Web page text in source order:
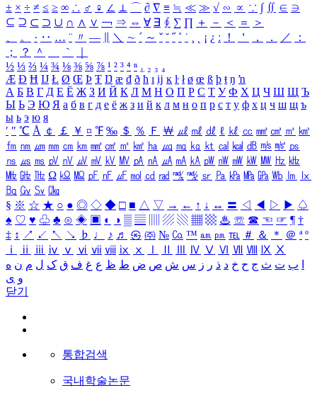
± × ÷ ≠ ≤ ≥ ∞ ∴ ♂ ♀ ∠ ⊥ ⌒ ∂ ∇ ≡ ≒ ≪ ≫ √ ∽ ∝ ∵ ∫ ∬ ∈ ∋
⊆ ⊇ ⊂ ⊃ ∪ ∩ ∧ ∨ ￢ ⇒ ⇔ ∀ ∃ ∮ ∑ ∏ ＋ － ＜ ＝
＞
、
。 · ‥ … ¨ 〃 ― ＼ ∼ ´ ～ ˇ ˘ ˝ ˚ ˙ ¸ ¡ ¿ ː ！ ＇ ， ． ／
：
；
？ ＾ ｀
½ ⅓ ⅔ ¼ ¾ ⅛ ⅜ ⅝ ⅞ ¹ ² ³ ⁴ ⁿ ₁ ₂ ₃ ₄
Æ Ð Ħ Ĳ Ł Ø Œ Þ Ŧ Ŋ æ đ ð ħ ı ĳ ĸ ŀ ł ø œ ß þ ŧ ŋ ŉ
А Б В Г Д Е Ё Ж З И Й К Л М Н О П Р С Т У Ф Х Ц Ч Ш Щ Ъ
Ы Ь Э Ю Я а б в г д е ё ж з и й к л м н о п р с т у ф х ц ч ш щ ъ
ы ь э ю я
′ ″ ℃ Å ￠ ￡ ￥ ¤ ℉ ‰ ＄ ％ Ｆ ￦ ㎕ ㎖ ㎗ ℓ ㎘ ㏄ ㎣ ㎤ ㎥ ㎦
㎙ ㎚ ㎛ ㎜ ㎝ ㎞ ㎟ ㎠ ㎡ ㎢ ㏊ ㎍ ㎎ ㎏ ㏏ ㎈ ㎉ ㏈ ㎧ ㎨ ㎰
㎱ ㎲ ㎳ ㎴ ㎵ ㎶ ㎷ ㎸ ㎹ ㎀ ㎁ ㎂ ㎃ ㎄ ㎺ ㎻ ㎽ ㎾ ㎿ ㎐ ㎑
㎒ ㎓ ㎔ Ω ㏀ ㏁ ㎊ ㎋ ㎌ ㏖ ㏅ ㎭ ㎮ ㎯ ㏛ ㎩ ㎪ ㎫ ㎬ ㏝ ㏐
㏓
㏃ ㏉ ㏜ ㏆
§ ※ ☆ ★ ○ ● ◎ ◇ ◆ □ ■ △ ▽ → ← ↑ ↓ ↔ 〓 ◁ ◀ ▷ ▶ ♤
♠ ♡ ♥ ♧ ♣ ⊙ ◈ ▣ ◐ ◑ ▒ ▤ ▨ ▧ ▦ ▩ ♨ ☏ ☎ ☜ ☞ ¶ †
‡ ↕ ↗ ↙ ↖ ↘ ♭ ♩ ♪ ♬ ㉿ ㈜ № ㏇ ™ ㏂ ㏘ ℡ ＃ ＆ ＊ ＠ ª º
ⅰ
ⅱ ⅲ ⅳ ⅴ ⅵ ⅶ ⅷ ⅸ ⅹ Ⅳ Ⅴ Ⅵ Ⅶ Ⅷ Ⅸ Ⅹ
ب ت ث ج ح خ د ذ ر ز س ش ص ض ط ظ ع غ ف ق ک ل م ن ه
و ی
닫기
통합검색
국내학술논문